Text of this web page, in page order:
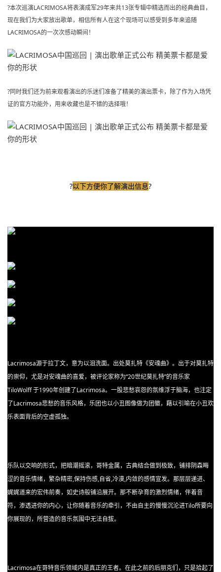
?本次巡演LACRIMOSA将表演成军29年来共13张专辑中精选而出的经典曲目，
现在我们为大家放出歌单，相信所有人在这个现场可以感受到多年来追随
LACRIMOSA的一次次感动瞬间！
?同时我们还为前来观看演出的乐迷们准备了精美的演出票卡，除了作为入场凭
证的官方功能外，用来收藏也是不错的选择哦！
?以下方便你了解演出信息?
Lacrimosa源于拉丁文，意为以泪洗面。出处莫扎特《安魂曲》。出于对莫扎特
的崇仰，尤是对安魂曲的喜爱，被评论家称为“20世纪莫扎特”的音乐家
TiloWolff 于1990年创建了Lacrimosa。一股悲愁哀怨的氛维浮于脑海，也注定
了Lacrimosa悲愁的音乐风格，乐团也以小丑图像做为团徽，藉以引喻在小丑欢
乐表面背后的空虚孤独。
乐队以交响的形式，把暗潮摇滚，哥特金属，古典结合做到极致，铺排阴森晦
涩的音乐情绪，繁杂精密,保持伤感,自省,冷漠,内敛的感情宣发。那层层递进、
娓娓道来的宏伟前奏，如史诗般铺沿展开。那不断孕育的激烈情绪，伴着音
符，渗透进你的内心，让你随着音乐的牵引，不由自主的慢慢沉沦进Tilo所要向
你展现的，所营造的音乐氛围中无法自拔。
Lacrimosa在哥特音乐领域内是真正的王者。在此之前的后朋克们，只是拾起了